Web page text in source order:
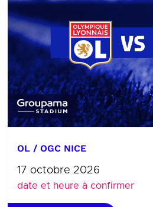
OL / OGC NICE
17 octobre 2026
date et heure à confirmer